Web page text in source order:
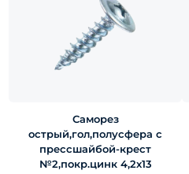
Саморез
острый,гол,полусфера с
прессшайбой-крест
№2,покр.цинк 4,2х13